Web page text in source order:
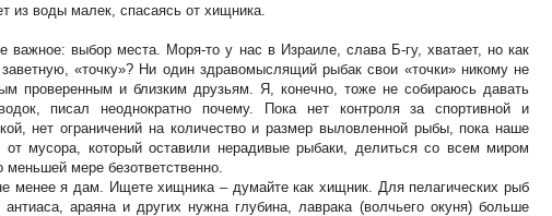
из воды малек, спасаясь от хищника.
важное: выбор места. Моря-то у нас в Израиле, слава Б-гу, хватает, но как
«точку»? Ни один здравомыслящий рыбак свои «точки» никому не
проверенным и близким друзьям. Я, конечно, тоже не собираюсь давать
писал неоднократно почему. Пока нет контроля за спортивной и
нет ограничений на количество и размер выловленной рыбы, пока наше
от мусора, который оставили нерадивые рыбаки, делиться со всем миром
мере безответственно.
менее я дам. Ищете хищника – думайте как хищник. Для пелагических рыб
араяна и других нужна глубина, лаврака (волчьего окуня) больше